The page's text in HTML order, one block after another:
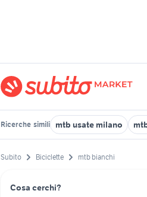
Ricerche simili mtb usate milano
Subito Biciclette mtb bianchi
Cosa cerchi?